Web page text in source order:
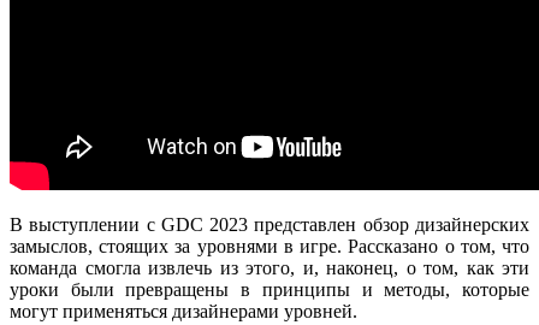
В выступлении с GDC 2023 представлен обзор дизайнерских
замыслов, стоящих за уровнями в игре. Рассказано о том, что
команда смогла извлечь из этого, и, наконец, о том, как эти
уроки были превращены в принципы и методы, которые
могут применяться дизайнерами уровней.